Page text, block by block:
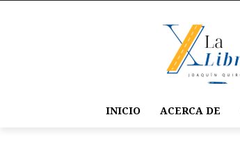
INICIO ACERCA DE